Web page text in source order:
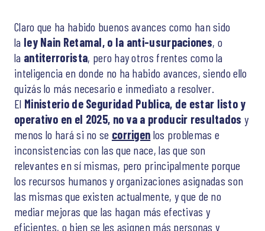
Claro que ha habido buenos avances como han sido
la ley Nain Retamal, o la anti-usurpaciones, o
la antiterrorista, pero hay otros frentes como la
inteligencia en donde no ha habido avances, siendo ello
quizás lo más necesario e inmediato a resolver.
El Ministerio de Seguridad Publica, de estar listo y
operativo en el 2025, no va a producir resultados y
menos lo hará si no se corrigen los problemas e
inconsistencias con las que nace, las que son
relevantes en sí mismas, pero principalmente porque
los recursos humanos y organizaciones asignadas son
las mismas que existen actualmente, y que de no
mediar mejoras que las hagan más efectivas y
eficientes, o bien se les asignen más personas y